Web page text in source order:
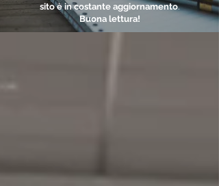
sito è in costante aggiornamento.
Buona lettura!